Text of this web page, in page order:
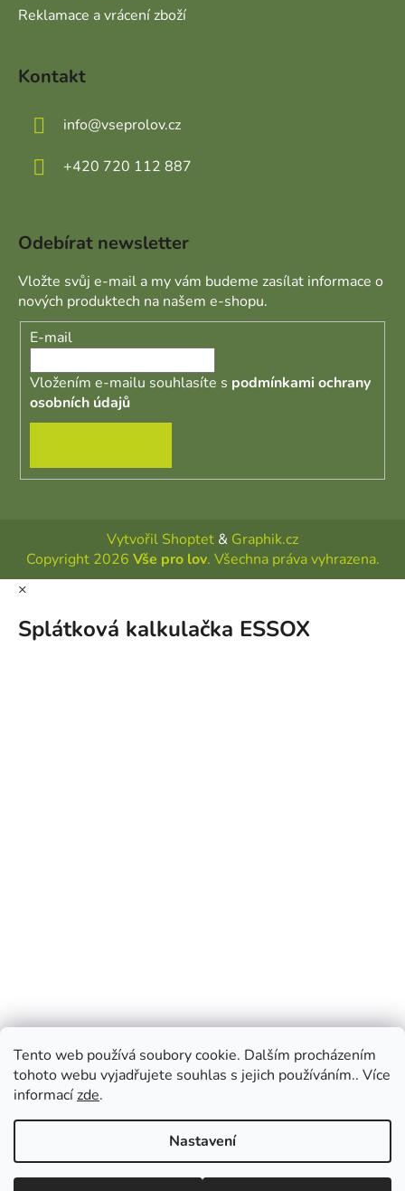
Tento web používá soubory cookie. Dalším procházením
tohoto webu vyjadřujete souhlas s jejich používáním.. Více
informacízde.
Nastavení
Vážení zákazníci, v případě dotazů vás prosíme
Reklamace a vrácení zboží
Kontakt
info@vseprolov.cz
+420 720 112 887
Odebírat newsletter
Vložte svůj e-mail a my vám budeme zasílat informace o
nových produktech na našem e-shopu.
E-mail
Vložením e-mailu souhlasíte s podmínkami ochrany
osobních údajů
Vytvořil Shoptet & Graphik.cz
Copyright 2026 Vše pro lov. Všechna práva vyhrazena.
×
Splátková kalkulačka ESSOX